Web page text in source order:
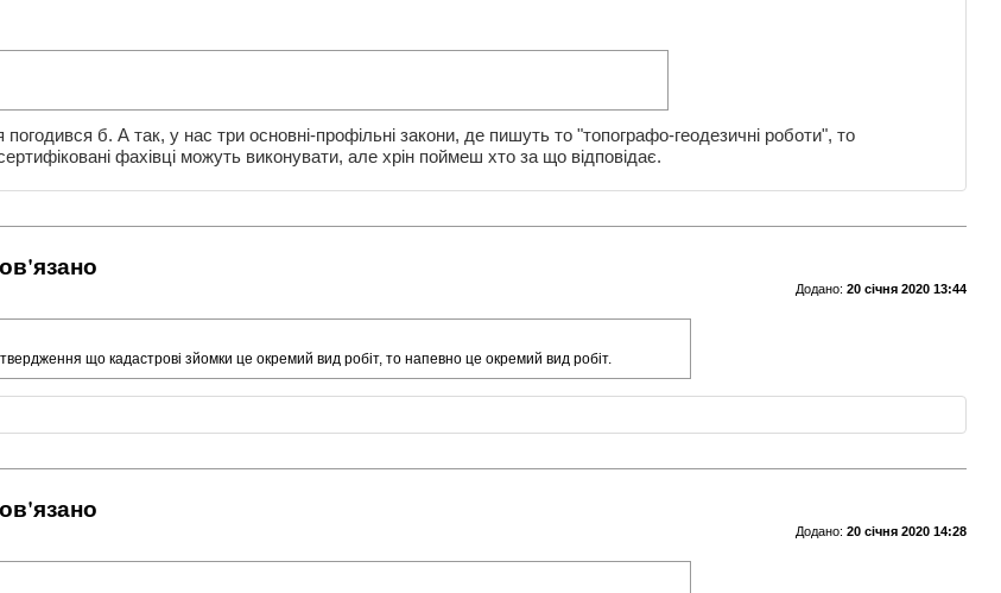
б. А так, у нас три основні-профільні закони, де пишуть то "топографо-геодезичні роботи", то
фахівці можуть виконувати, але хрін поймеш хто за що відповідає.
Додано: 20 січня 2020 13:44
що кадастрові зйомки це окремий вид робіт, то напевно це окремий вид робіт.
Додано: 20 січня 2020 14:28